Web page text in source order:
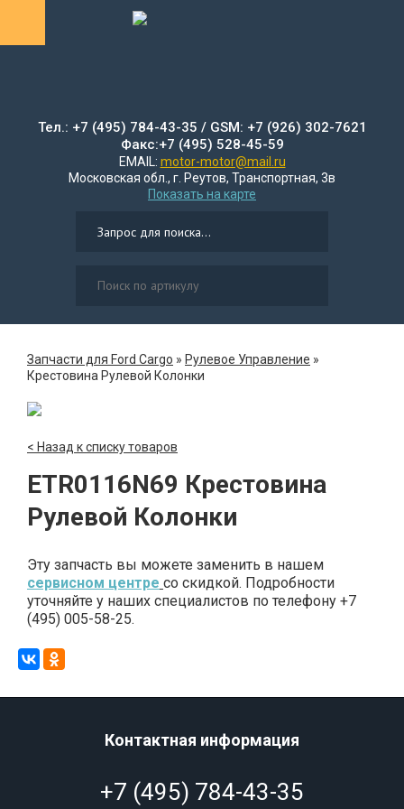
Тел.: +7 (495) 784-43-35 / GSM: +7 (926) 302-7621
Факс:+7 (495) 528-45-59
EMAIL: motor-motor@mail.ru
Московская обл., г. Реутов, Транспортная, 3в
Показать на карте
Запчасти для Ford Cargo » Рулевое Управление »
Крестовина Рулевой Колонки
< Назад к списку товаров
ETR0116N69 Крестовина
Рулевой Колонки
Эту запчасть вы можете заменить в нашем
сервисном центре со скидкой. Подробности
уточняйте у наших специалистов по телефону +7
(495) 005-58-25.
Контактная информация
+7 (495) 784-43-35